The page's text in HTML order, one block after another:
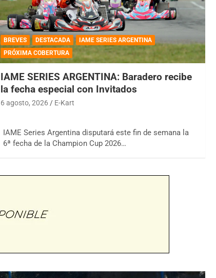
BREVES DESTACADA
IAME SERIES ARGENTINA
PRÓXIMA COBERTURA
IAME SERIES ARGENTINA: Baradero recibe
la fecha especial con Invitados
6 agosto, 2026 E-Kart
IAME Series Argentina disputará este fin de semana la
6ª fecha de la Champion Cup 2026…